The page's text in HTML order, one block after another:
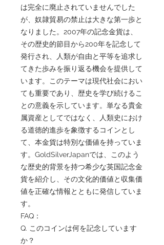
は完全に廃止されていませんでした
が、奴隷貿易の禁止は大きな第一歩と
なりました。2007年の記念金貨は、
その歴史的節目から200年を記念して
発行され、人類が自由と平等を追求し
てきた歩みを振り返る機会を提供して
います。このテーマは現代社会におい
ても重要であり、歴史を学び続けるこ
との意義を示しています。単なる貴金
属資産としてではなく、人類史におけ
る道徳的進歩を象徴するコインとし
て、本金貨は特別な価値を持っていま
す。GoldSilverJapanでは、このよう
な歴史的背景を持つ希少な英国記念金
貨を紹介し、その文化的価値と収集価
値を正確な情報とともに発信していま
す。
FAQ：
Q. このコインは何を記念しています
か？